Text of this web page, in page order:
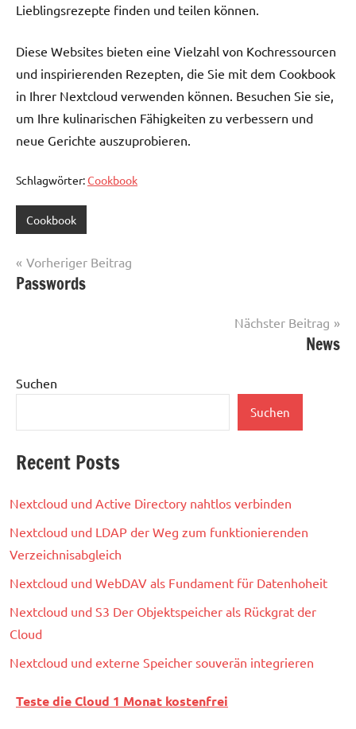
Lieblingsrezepte finden und teilen können.
Diese Websites bieten eine Vielzahl von Kochressourcen
und inspirierenden Rezepten, die Sie mit dem Cookbook
in Ihrer Nextcloud verwenden können. Besuchen Sie sie,
um Ihre kulinarischen Fähigkeiten zu verbessern und
neue Gerichte auszuprobieren.
Schlagwörter:Cookbook
Cookbook
Beitragsnavigation
Vorheriger Beitrag
Passwords
Nächster Beitrag
News
Suchen
Suchen
Recent Posts
Nextcloud und Active Directory nahtlos verbinden
Nextcloud und LDAP der Weg zum funktionierenden
Verzeichnisabgleich
Nextcloud und WebDAV als Fundament für Datenhoheit
Nextcloud und S3 Der Objektspeicher als Rückgrat der
Cloud
Nextcloud und externe Speicher souverän integrieren
Teste die Cloud 1 Monat kostenfrei